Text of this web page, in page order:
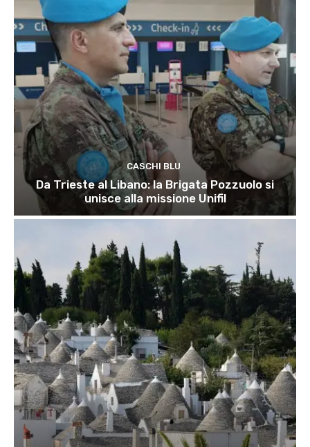
CASCHI BLU
Da Trieste al Libano: la Brigata Pozzuolo si
unisce alla missione Unifil